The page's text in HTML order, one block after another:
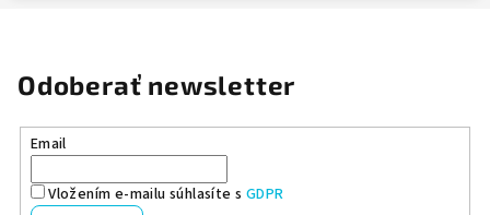
Odoberať newsletter
Email
Vložením e-mailu súhlasíte s GDPR